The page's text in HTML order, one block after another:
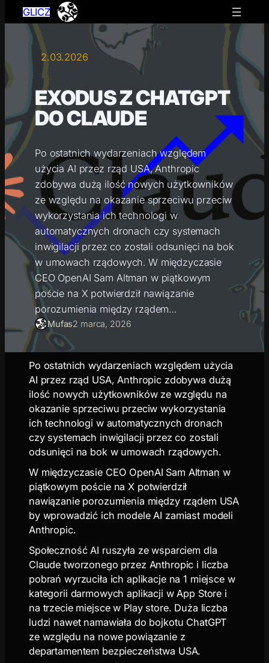
GLICZ
2.03.2026
EXODUS Z CHATGPT
DO CLAUDE
Po ostatnich wydarzeniach względem
użycia AI przez rząd USA, Anthropic
zdobywa dużą ilość nowych użytkowników
ze względu na okazanie sprzeciwu przeciw
wykorzystania ich technologi w
automatycznych dronach czy systemach
inwigilacji przez co zostali odsunięci na bok
w umowach rządowych. W międzyczasie
CEO OpenAI Sam Altman w piątkowym
poście na X potwierdził nawiązanie
porozumienia między rządem…
Mufas2 marca, 2026
Po ostatnich wydarzeniach względem użycia
AI przez rząd USA, Anthropic zdobywa dużą
ilość nowych użytkowników ze względu na
okazanie sprzeciwu przeciw wykorzystania
ich technologi w automatycznych dronach
czy systemach inwigilacji przez co zostali
odsunięci na bok w umowach rządowych.
W międzyczasie CEO OpenAI Sam Altman w
piątkowym poście na X potwierdził
nawiązanie porozumienia między rządem USA
by wprowadzić ich modele AI zamiast modeli
Anthropic.
Społeczność AI ruszyła ze wsparciem dla
Claude tworzonego przez Anthropic i liczba
pobrań wyrzuciła ich aplikacje na 1 miejsce w
kategorii darmowych aplikacji w App Store i
na trzecie miejsce w Play store. Duża liczba
ludzi nawet namawiała do bojkotu ChatGPT
ze względu na nowe powiązanie z
departamentem bezpieczeństwa USA.